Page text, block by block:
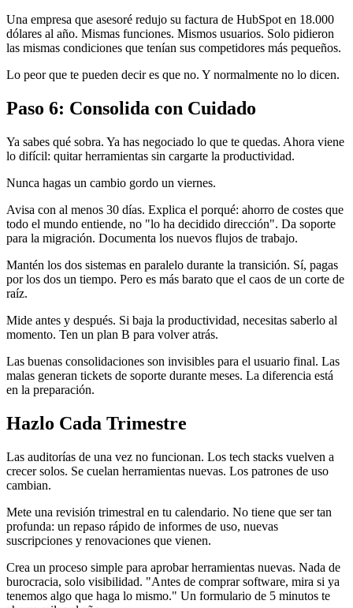
Una empresa que asesoré redujo su factura de HubSpot en 18.000
dólares al año. Mismas funciones. Mismos usuarios. Solo pidieron
las mismas condiciones que tenían sus competidores más pequeños.
Lo peor que te pueden decir es que no. Y normalmente no lo dicen.
Paso 6: Consolida con Cuidado
Ya sabes qué sobra. Ya has negociado lo que te quedas. Ahora viene
lo difícil: quitar herramientas sin cargarte la productividad.
Nunca hagas un cambio gordo un viernes.
Avisa con al menos 30 días. Explica el porqué: ahorro de costes que
todo el mundo entiende, no "lo ha decidido dirección". Da soporte
para la migración. Documenta los nuevos flujos de trabajo.
Mantén los dos sistemas en paralelo durante la transición. Sí, pagas
por los dos un tiempo. Pero es más barato que el caos de un corte de
raíz.
Mide antes y después. Si baja la productividad, necesitas saberlo al
momento. Ten un plan B para volver atrás.
Las buenas consolidaciones son invisibles para el usuario final. Las
malas generan tickets de soporte durante meses. La diferencia está
en la preparación.
Hazlo Cada Trimestre
Las auditorías de una vez no funcionan. Los tech stacks vuelven a
crecer solos. Se cuelan herramientas nuevas. Los patrones de uso
cambian.
Mete una revisión trimestral en tu calendario. No tiene que ser tan
profunda: un repaso rápido de informes de uso, nuevas
suscripciones y renovaciones que vienen.
Crea un proceso simple para aprobar herramientas nuevas. Nada de
burocracia, solo visibilidad. "Antes de comprar software, mira si ya
tenemos algo que haga lo mismo." Un formulario de 5 minutos te